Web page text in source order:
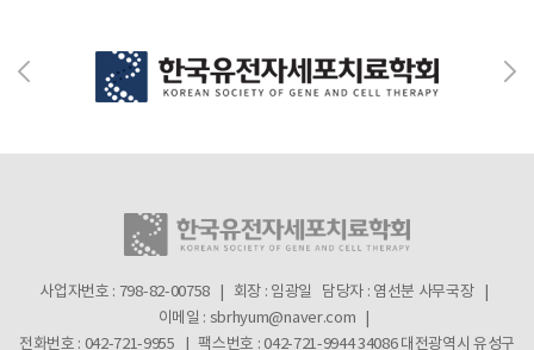
사업자번호 : 798-82-00758 | 회장 : 임광일 담당자 : 염선분 사무국장 |
이메일 : sbrhyum@naver.com |
전화번호 : 042-721-9955 | 팩스번호 : 042-721-994434086 대전광역시 유성구